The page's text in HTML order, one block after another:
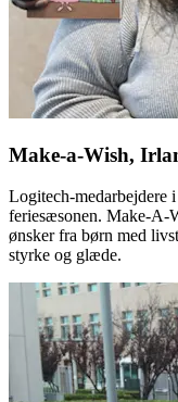
Make-a-Wish,
Logitech-medarbejdere
feriesæsonen. Make-A-
ønsker fra børn med
styrke og glæde.